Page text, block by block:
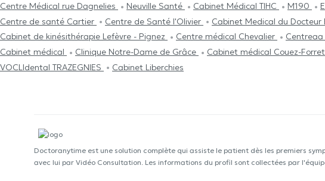
Centre Médical rue Dagnelies
Neuville Santé Cabinet Médical TIHC M190
Centre de santé Cartier
Centre de Santé l'Olivier
Cabinet Medical du Docteur
Cabinet de kinésithérapie Lefèvre - Pignez
Centre médical Chevalier Centreaa
Cabinet médical
Clinique Notre-Dame de Grâce
Cabinet médical Couez-Forret
VOCLIdental TRAZEGNIES
Cabinet Liberchies
Doctoranytime est une solution complète qui assiste le patient dès les premiers
avec lui par Vidéo Consultation. Les informations du profil sont collectées par